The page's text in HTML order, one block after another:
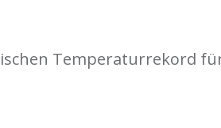
Temperaturrekord